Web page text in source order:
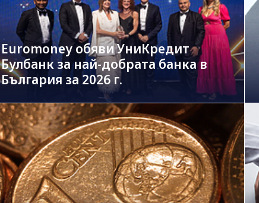
Euromoney обяви УниКредит
Булбанк за най-добрата банка в
България за 2026 г.